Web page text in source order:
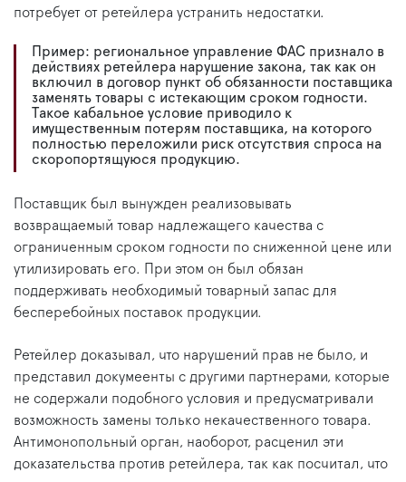
потребует от ретейлера устранить недостатки.
Пример: региональное управление ФАС признало в
действиях ретейлера нарушение закона, так как он
включил в договор пункт об обязанности поставщика
заменять товары с истекающим сроком годности.
Такое кабальное условие приводило к
имущественным потерям поставщика, на которого
полностью переложили риск отсутствия спроса на
скоропортящуюся продукцию.
Поставщик был вынужден реализовывать
возвращаемый товар надлежащего качества с
ограниченным сроком годности по сниженной цене или
утилизировать его. При этом он был обязан
поддерживать необходимый товарный запас для
бесперебойных поставок продукции.
Ретейлер доказывал, что нарушений прав не было, и
представил докумеенты с другими партнерами, которые
не содержали подобного условия и предусматривали
возможность замены только некачественного товара.
Антимонопольный орган, наоборот, расценил эти
доказательства против ретейлера, так как посчитал, что